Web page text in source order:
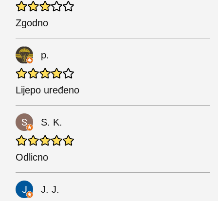
Zgodno
p.
Lijepo uređeno
S. K.
Odlicno
J. J.